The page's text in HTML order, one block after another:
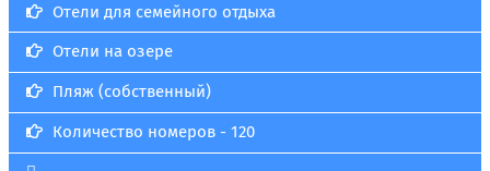
Отели для семейного отдыха
Отели на озере
Пляж (собственный)
Количество номеров - 120